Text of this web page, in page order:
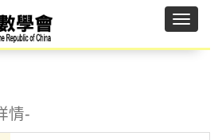
情-